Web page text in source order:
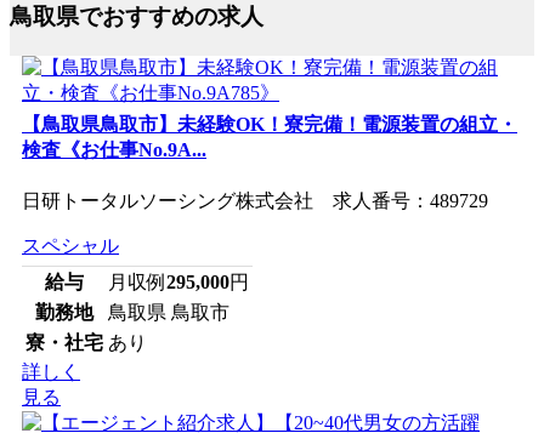
鳥取県でおすすめの求人
【鳥取県鳥取市】未経験OK！寮完備！電源装置の組立・
検査《お仕事No.9A...
日研トータルソーシング株式会社 求人番号：489729
スペシャル
給与
月収例 295,000円
勤務地
鳥取県 鳥取市
寮・社宅 あり
詳しく
見る